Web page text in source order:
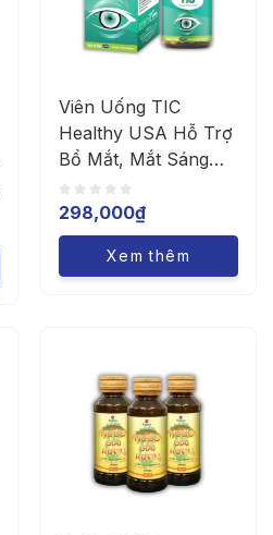
Viên Uống TIC
Healthy USA Hỗ Trợ
Bổ Mắt, Mắt Sáng
Khỏe (Chai 30 Viên)
298,000₫
Xem thêm